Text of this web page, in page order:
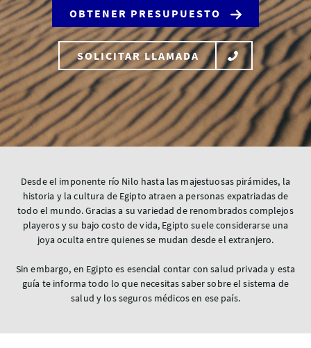
OBTENER PRESUPUESTO
SOLICITAR LLAMADA
Desde el imponente río Nilo hasta las majestuosas pirámides, la
historia y la cultura de Egipto atraen a personas expatriadas de
todo el mundo. Gracias a su variedad de renombrados complejos
playeros y su bajo costo de vida, Egipto suele considerarse una
joya oculta entre quienes se mudan desde el extranjero.
Sin embargo, en Egipto es esencial contar con salud privada y esta
guía te informa todo lo que necesitas saber sobre el sistema de
salud y los seguros médicos en ese país.